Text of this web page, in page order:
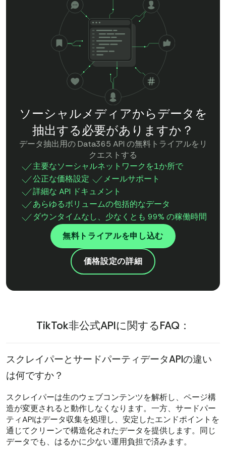
ソーシャルメディアからデータを
抽出する必要がありますか？
データ抽出用の Data365 API の無料トライアルをリ
クエストする
主要なソーシャルネットワークを1か所で
公正な価格設定
メールサポート
詳細な API ドキュメント
あらゆるボリュームの包括的なデータ
ダウンタイムなし、少なくとも 99% の稼働時間
無料トライアルを申し込む
価格設定の詳細
TikTok非公式APIに関するFAQ：
スクレイパーとサードパーティデータAPIの違い
は何ですか？
スクレイパーは生のウェブコンテンツを解析し、ページ構
造が変更されると動作しなくなります。一方、サードパー
ティAPIはデータ収集を処理し、安定したエンドポイントを
通じてクリーンで構造化されたデータを提供します。同じ
データでも、はるかに少ない運用負担で済みます。